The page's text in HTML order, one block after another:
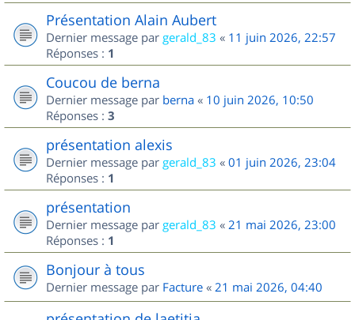
Présentation Alain Aubert
Dernier message par gerald_83 « 11 juin 2026, 22:57
Réponses : 1
Coucou de berna
Dernier message par berna « 10 juin 2026, 10:50
Réponses : 3
présentation alexis
Dernier message par gerald_83 « 01 juin 2026, 23:04
Réponses : 1
présentation
Dernier message par gerald_83 « 21 mai 2026, 23:00
Réponses : 1
Bonjour à tous
Dernier message par Facture « 21 mai 2026, 04:40